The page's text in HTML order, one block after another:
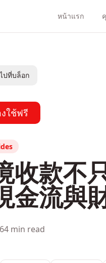
หน้าแรก
ปที่บล็อก
ใช้ฟรี
收款不
金流與
4 min read